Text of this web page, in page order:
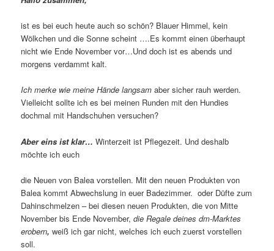
ist es bei euch heute auch so schön? Blauer Himmel, kein
Wölkchen und die Sonne scheint ….Es kommt einen überhaupt
nicht wie Ende November vor…Und doch ist es abends und
morgens verdammt kalt.
Ich merke wie meine Hände langsamaber sicher rauh werden.
Vielleicht sollte ich es bei meinen Runden mit den Hundies
dochmal mit Handschuhen versuchen?
Aber eins ist klar…Winterzeit ist Pflegezeit. Und deshalb
möchte ich euch
die Neuen von Balea vorstellen. Mit den neuen Produkten von
Balea kommt Abwechslung in euer Badezimmer. oder Düfte zum
Dahinschmelzen – bei diesen neuen Produkten, die von Mitte
November bis Ende November,die Regale deines dm-Marktes
erobern,weiß ich gar nicht, welches ich euch zuerst vorstellen
soll.